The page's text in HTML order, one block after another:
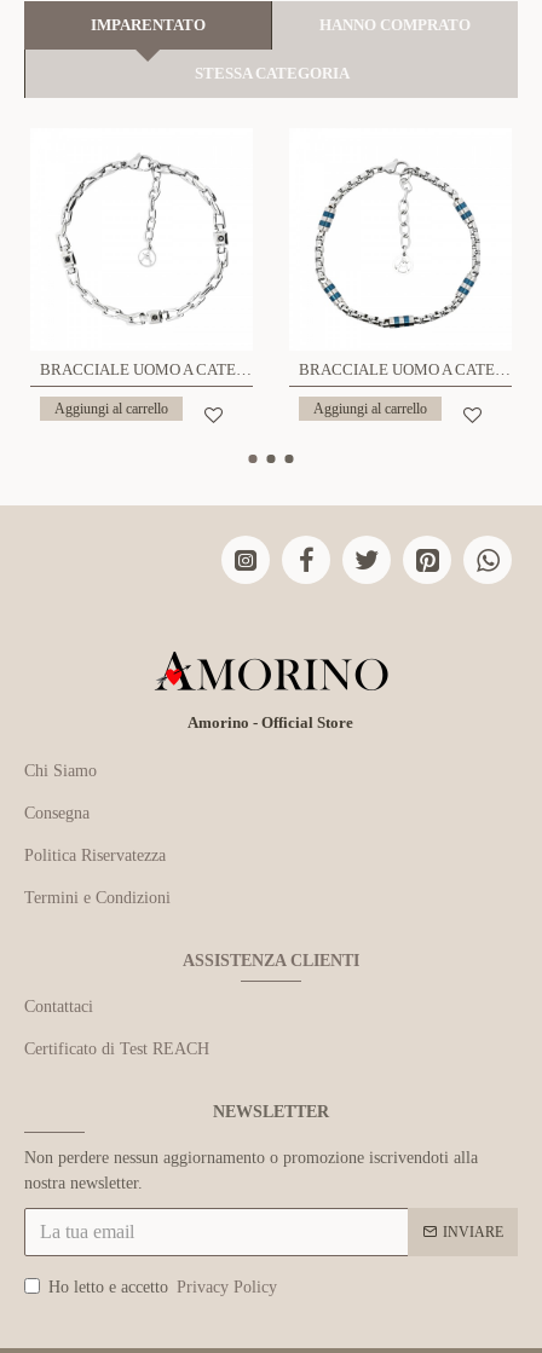
IMPARENTATO HANNO COMPRATO
STESSA CATEGORIA
BRACCIALE UOMO A CATENA CON ZIRCONE NERO - RD24104A985
Aggiungi al carrello
BRACCIALE UOMO A CATENA CON TUBI - RD2488A988
Aggiungi al carrello
Amorino - Official Store
Chi Siamo
Consegna
Politica Riservatezza
Termini e Condizioni
ASSISTENZA CLIENTI
Contattaci
Certificato di Test REACH
NEWSLETTER
Non perdere nessun aggiornamento o promozione iscrivendoti alla
nostra newsletter.
INVIARE
Ho letto e accetto Privacy Policy